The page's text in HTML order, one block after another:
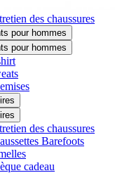
des chaussures
pour hommes
pour hommes
des chaussures
Barefoots
cadeau